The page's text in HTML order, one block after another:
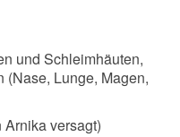
und Schleimhäuten,
(Nase, Lunge, Magen,
versagt)